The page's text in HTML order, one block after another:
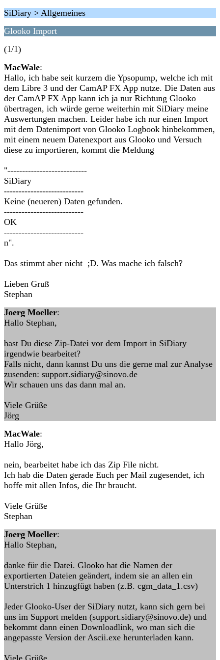
SiDiary > Allgemeines
Glooko Import
(1/1)
MacWale:
Hallo, ich habe seit kurzem die Ypsopump, welche ich mit
dem Libre 3 und der CamAP FX App nutze. Die Daten aus
der CamAP FX App kann ich ja nur Richtung Glooko
übertragen, ich würde gerne weiterhin mit SiDiary meine
Auswertungen machen. Leider habe ich nur einen Import
mit dem Datenimport von Glooko Logbook hinbekommen,
mit einem neuem Datenexport aus Glooko und Versuch
diese zu importieren, kommt die Meldung
"---------------------------
SiDiary
---------------------------
Keine (neueren) Daten gefunden.
---------------------------
OK
---------------------------
n".
Das stimmt aber nicht ;D. Was mache ich falsch?
Lieben Gruß
Stephan
Joerg Moeller:
Hallo Stephan,
hast Du diese Zip-Datei vor dem Import in SiDiary
irgendwie bearbeitet?
Falls nicht, dann kannst Du uns die gerne mal zur Analyse
zusenden: support.sidiary@sinovo.de
Wir schauen uns das dann mal an.
Viele Grüße
Jörg
MacWale:
Hallo Jörg,
nein, bearbeitet habe ich das Zip File nicht.
Ich hab die Daten gerade Euch per Mail zugesendet, ich
hoffe mit allen Infos, die Ihr braucht.
Viele Grüße
Stephan
Joerg Moeller:
Hallo Stephan,
danke für die Datei. Glooko hat die Namen der
exportierten Dateien geändert, indem sie an allen ein
Unterstrich 1 hinzugfügt haben (z.B. cgm_data_1.csv)
Jeder Glooko-User der SiDiary nutzt, kann sich gern bei
uns im Support melden (support.sidiary@sinovo.de) und
bekommt dann einen Downloadlink, wo man sich die
angepasste Version der Ascii.exe herunterladen kann.
Viele Grüße